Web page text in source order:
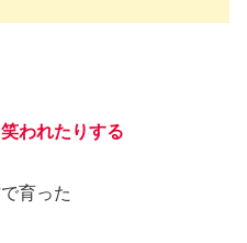
笑われたりする
育った